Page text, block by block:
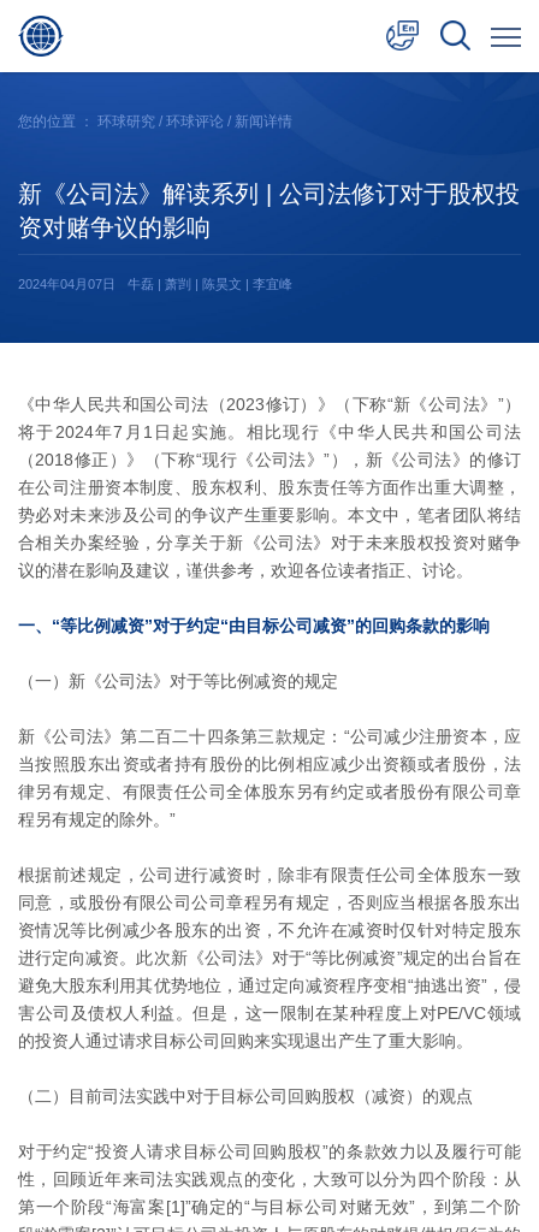
日本語
您的位置 ： 环球研究 / 环球评论 / 新闻详情
新《公司法》解读系列 | 公司法修订对于股权投
资对赌争议的影响
2024年04月07日 牛磊 | 萧剀 | 陈昊文 | 李宜峰
《中华人民共和国公司法（2023修订）》（下称“新《公司法》”）
将于2024年7月1日起实施。相比现行《中华人民共和国公司法
（2018修正）》（下称“现行《公司法》”），新《公司法》的修订
在公司注册资本制度、股东权利、股东责任等方面作出重大调整，
势必对未来涉及公司的争议产生重要影响。本文中，笔者团队将结
合相关办案经验，分享关于新《公司法》对于未来股权投资对赌争
议的潜在影响及建议，谨供参考，欢迎各位读者指正、讨论。
一、“等比例减资”对于约定“由目标公司减资”的回购条款的影响
（一）新《公司法》对于等比例减资的规定
新《公司法》第二百二十四条第三款规定：“公司减少注册资本，应
当按照股东出资或者持有股份的比例相应减少出资额或者股份，法
律另有规定、有限责任公司全体股东另有约定或者股份有限公司章
程另有规定的除外。”
根据前述规定，公司进行减资时，除非有限责任公司全体股东一致
同意，或股份有限公司公司章程另有规定，否则应当根据各股东出
资情况等比例减少各股东的出资，不允许在减资时仅针对特定股东
进行定向减资。此次新《公司法》对于“等比例减资”规定的出台旨在
避免大股东利用其优势地位，通过定向减资程序变相“抽逃出资”，侵
害公司及债权人利益。但是，这一限制在某种程度上对PE/VC领域
的投资人通过请求目标公司回购来实现退出产生了重大影响。
（二）目前司法实践中对于目标公司回购股权（减资）的观点
对于约定“投资人请求目标公司回购股权”的条款效力以及履行可能
性，回顾近年来司法实践观点的变化，大致可以分为四个阶段：从
第一个阶段“海富案[1]”确定的“与目标公司对赌无效”，到第二个阶